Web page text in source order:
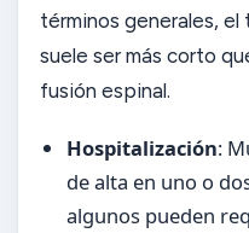
términos generales,
suele ser más corto
fusión espinal.
Hospitalización:
de alta en uno o
algunos pueden